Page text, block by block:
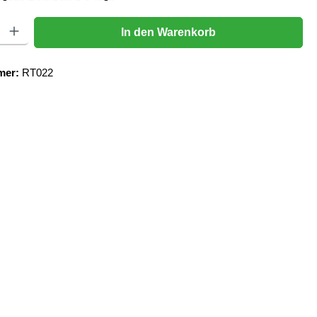
den gewünschten Wert ein oder benutze die Schaltflächen um die Anzahl zu
In den Warenkorb
RT022